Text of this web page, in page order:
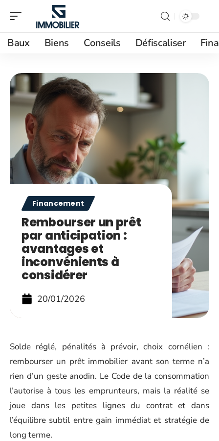
Baux Biens Conseils Défiscaliser
Financement
Rembourser un prêt
par anticipation :
avantages et
inconvénients à
considérer
20/01/2026
Solde réglé, pénalités à prévoir, choix cornélien :
rembourser un prêt immobilier avant son terme n’a
rien d’un geste anodin. Le Code de la consommation
l’autorise à tous les emprunteurs, mais la réalité se
joue dans les petites lignes du contrat et dans
l’équilibre subtil entre gain immédiat et stratégie de
long terme.